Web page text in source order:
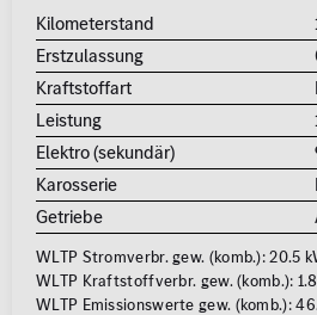
Kilometerstand
Erstzulassung
Kraftstoffart
Leistung
Elektro (sekundär)
Karosserie
Getriebe
WLTP Stromverbr. gew. (komb.): 20.5
WLTP Kraftstoffverbr. gew. (komb.):
WLTP Emissionswerte gew. (komb.):